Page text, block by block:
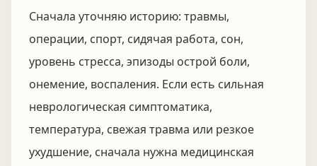
Сначала уточняю историю: травмы,
операции, спорт, сидячая работа, сон,
уровень стресса, эпизоды острой боли,
онемение, воспаления. Если есть сильная
неврологическая симптоматика,
температура, свежая травма или резкое
ухудшение, сначала нужна медицинская